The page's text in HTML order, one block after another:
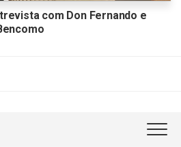
com Don Fernando e